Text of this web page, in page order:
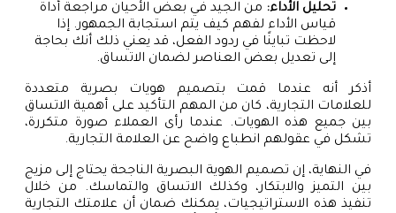
تحليل الأداء: من الجيد في بعض الأحيان مراجعة أداة
قياس الأداء لفهم كيف يتم استجابة الجمهور. إذا
لاحظت تباينًا في ردود الفعل، قد يعني ذلك أنك بحاجة
إلى تعديل بعض العناصر لضمان الاتساق.
أذكر أنه عندما قمت بتصميم هويات بصرية متعددة
للعلامات التجارية، كان من المهم التأكيد على أهمية الاتساق
بين جميع هذه الهويات. عندما رأى العملاء صورة متكررة،
تشكل في عقولهم انطباع واضح عن العلامة التجارية.
في النهاية، إن تصميم الهوية البصرية الناجحة يحتاج إلى مزيج
بين التميز والابتكار، وكذلك الاتساق والتماسك. من خلال
تنفيذ هذه الاستراتيجيات، يمكنك ضمان أن علامتك التجارية